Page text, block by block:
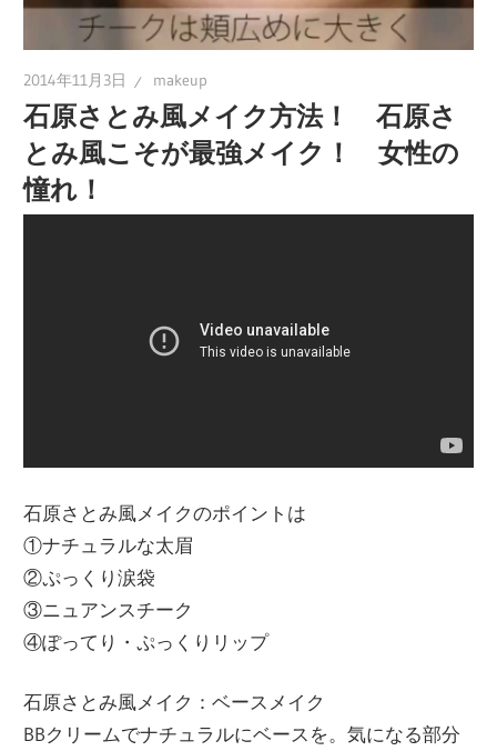
2014年11月3日 makeup
石原さとみ風メイク方法！ 石原さ
とみ風こそが最強メイク！ 女性の
憧れ！
石原さとみ風メイクのポイントは
①ナチュラルな太眉
②ぷっくり涙袋
③ニュアンスチーク
④ぽってり・ぷっくりリップ
石原さとみ風メイク：ベースメイク
BBクリームでナチュラルにベースを。気になる部分